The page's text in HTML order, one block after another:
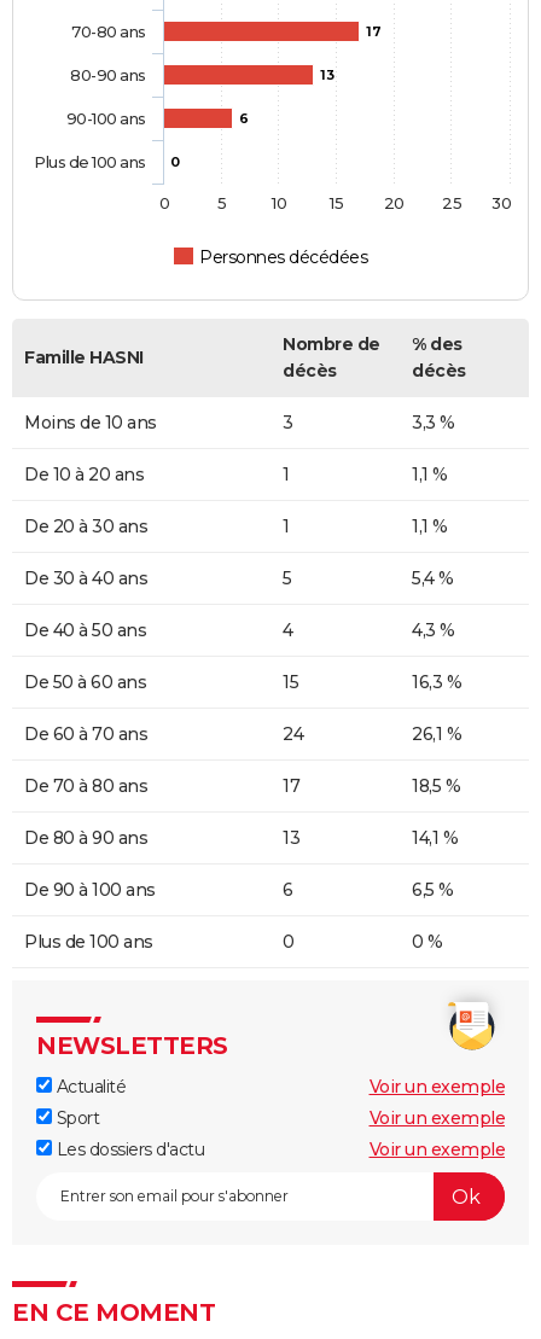
17
13
6
0
Personnes décédées
70-80 ans
80-90 ans
90-100 ans
Plus de 100 ans
0 5 10 15 20 25 30
Famille HASNI
Nombre de
décès
% des
décès
Moins de 10 ans 3 3,3 %
De 10 à 20 ans 1 1,1 %
De 20 à 30 ans 1 1,1 %
De 30 à 40 ans 5 5,4 %
De 40 à 50 ans 4 4,3 %
De 50 à 60 ans 15 16,3 %
De 60 à 70 ans 24 26,1 %
De 70 à 80 ans 17 18,5 %
De 80 à 90 ans 13 14,1 %
De 90 à 100 ans 6 6,5 %
Plus de 100 ans 0 0 %
NEWSLETTERS
Actualité
Voir un exemple
Sport
Voir un exemple
Les dossiers d'actu
Voir un exemple
EN CE MOMENT